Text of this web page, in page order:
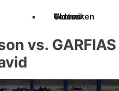
Techniken
Videos
Glossar
vs. GARFIAS